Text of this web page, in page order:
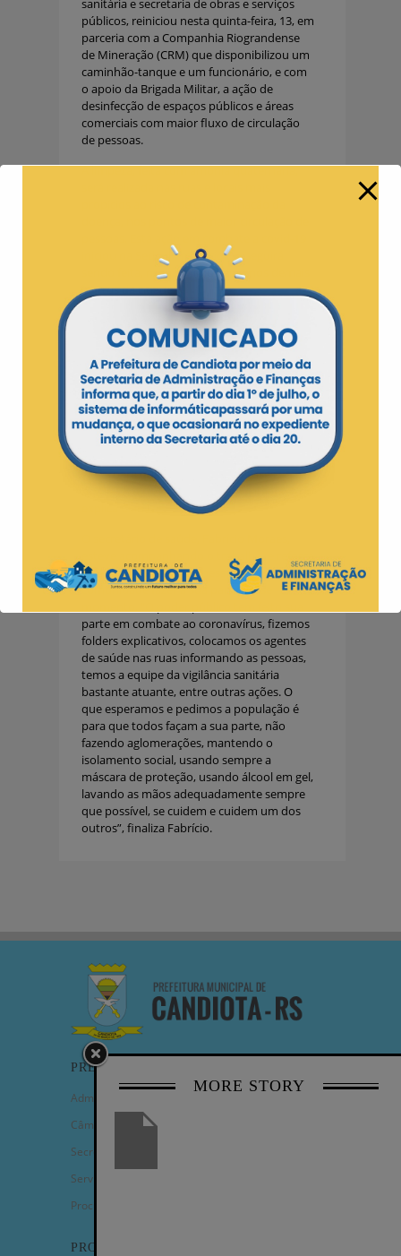
sanitária e secretaria de obras e serviços
públicos, reiniciou nesta quinta-feira, 13, em
parceria com a Companhia Riograndense
de Mineração (CRM) que disponibilizou um
caminhão-tanque e um funcionário, e com
o apoio da Brigada Militar, a ação de
desinfecção de espaços públicos e áreas
comerciais com maior fluxo de circulação
de pessoas.
A limpeza, feita com amônia quaternária,
iniciou na Sede do município e seguirá
sendo feita, nos próximos dias, nos demais
bairros da cidade.
Segundo a coordenadora de saúde e
vigilância sanitária, Clarisse Brum, devido ao
aumento de casos de positivados com o
coronavírus no município, a prefeitura vem
organizando ainda mais ações de combate
a covid-19. “Estamos preocupados com o
aumento de pessoas positivadas com a
doença e por isso iniciaremos diversas
ações que vem de encontro do combate ao
vírus, para que o quanto antes esses
números diminuam consideravelmente”,
esteve acompanhando o trabalho, e reforça
a importância de cada pessoa da
comunidade fazer a sua parte nesse
parte em combate ao coronavírus, fizemos
folders explicativos, colocamos os agentes
de saúde nas ruas informando as pessoas,
temos a equipe da vigilância sanitária
bastante atuante, entre outras ações. O
que esperamos e pedimos a população é
para que todos façam a sua parte, não
fazendo aglomerações, mantendo o
isolamento social, usando sempre a
máscara de proteção, usando álcool em gel,
lavando as mãos adequadamente sempre
que possível, se cuidem e cuidem um dos
outros”, finaliza Fabrício.
MORE STORY
PREFEITURA
Administração Municipal
Câmara de Vereadores
Secretarias
Serviços
Procuradoria Geral
PROGRAMAS